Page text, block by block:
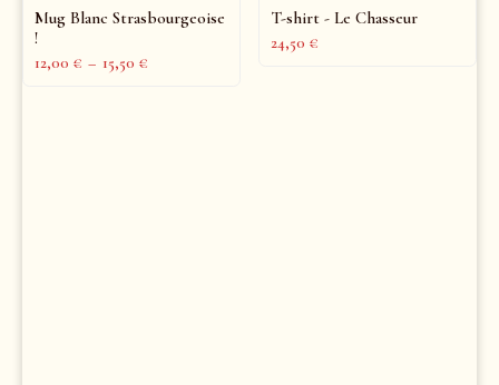
Mug Blanc Strasbourgeoise
!
12,00 € – 15,50 €
T-shirt - Le Chasseur
24,50 €